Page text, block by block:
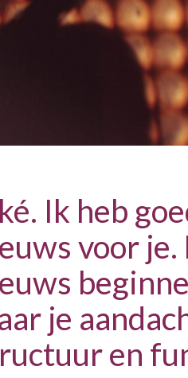
Ik heb
voor
je
en